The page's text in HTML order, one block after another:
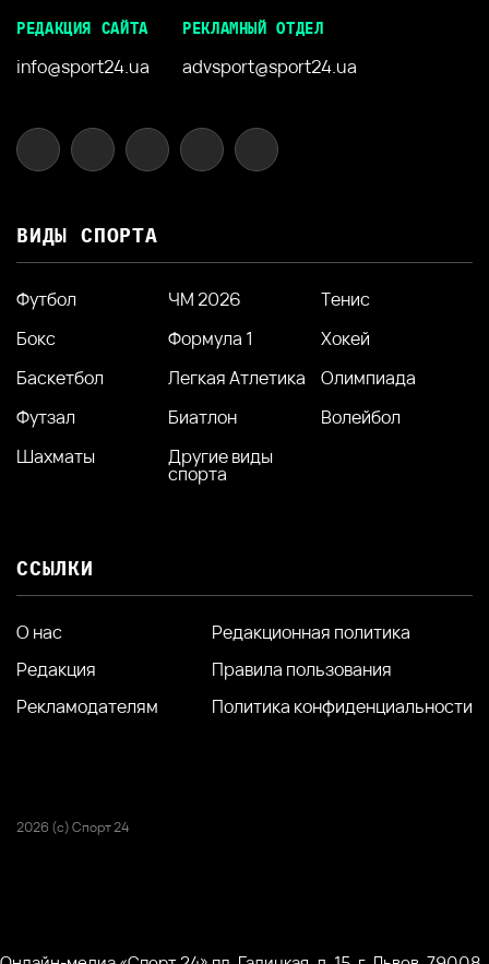
РЕДАКЦИЯ САЙТА
info@sport24.ua
РЕКЛАМНЫЙ ОТДЕЛ
advsport@sport24.ua
ВИДЫ СПОРТА
Футбол ЧМ 2026
Тенис
Бокс
Формула 1
Хокей
Баскетбол
Легкая Атлетика
Олимпиада
Футзал
Биатлон
Волейбол
Шахматы
Другие виды
спорта
ССЫЛКИ
О нас
Редакция
Рекламодателям
Редакционная политика
Правила пользования
Политика конфиденциальности
2026 (с) Спорт 24